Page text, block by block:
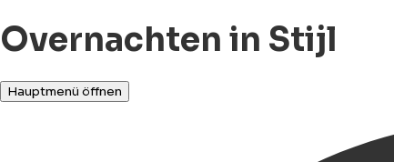
Overnachten in Stijl
Hauptmenü öffnen